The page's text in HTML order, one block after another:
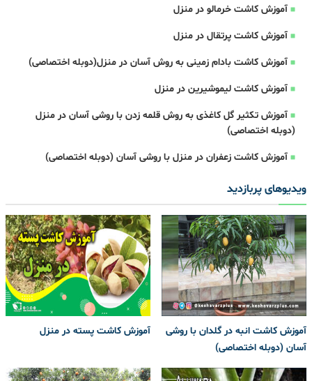
آموزش کاشت خرمالو در منزل
آموزش کاشت پرتقال در منزل
آموزش کاشت بادام زمینی به روش آسان در منزل(دوبله اختصاصی)
آموزش کاشت لیموشیرین در منزل
آموزش تکثیر گل کاغذی به روش قلمه زدن با روشی آسان در منزل
(دوبله اختصاصی)
آموزش کاشت زعفران در منزل با روشی آسان (دوبله اختصاصی)
ویدیوهای پربازدید
آموزش کاشت انبه در گلدان با روشی
آسان (دوبله اختصاصی)
آموزش کاشت پسته در منزل